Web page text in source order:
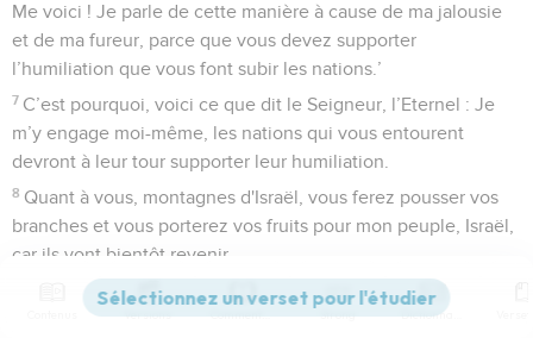
Me voici ! Je parle de cette manière à cause de ma jalousie
et de ma fureur, parce que vous devez supporter
l’humiliation que vous font subir les nations.’
7 C’est pourquoi, voici ce que dit le Seigneur, l’Eternel : Je
m’y engage moi-même, les nations qui vous entourent
devront à leur tour supporter leur humiliation.
8 Quant à vous, montagnes d'Israël, vous ferez pousser vos
branches et vous porterez vos fruits pour mon peuple, Israël,
car ils vont bientôt revenir.
Je m’occupe de vous, je me tourne vers vous et vous serez
cultivées et ensemencées.
Versions Commentaires Strong